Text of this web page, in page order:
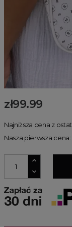
zł99.99
Najniższa cena z
Nasza pierwsza cena: